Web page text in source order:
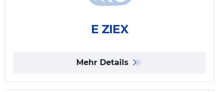
E ZIEX
Mehr Details